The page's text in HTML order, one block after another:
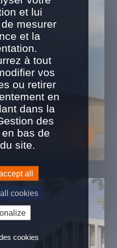
et lui
mesurer
et la
à tout
vos
ou retirer
en
dans la
des
bas de
site.
all
cookies
cookies